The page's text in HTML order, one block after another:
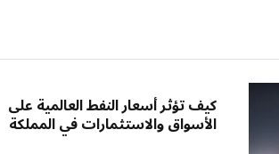
كيف تؤثر أسعار النفط العالمية على
الأسواق والاستثمارات في المملكة